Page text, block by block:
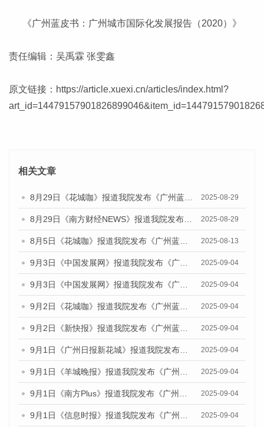
《广州蓝皮书：广州城市国际化发展报告（2020）》
责任编辑：吴禹霖 张雯鑫
原文链接： https://article.xuexi.cn/articles/index.html?
相关文章
2025-08-29
2025-08-29
2025-08-13
2025-09-04
2025-09-04
2025-09-04
2025-09-04
2025-09-04
2025-09-04
2025-09-04
2025-09-04